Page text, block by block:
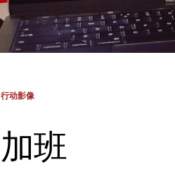
行动影像
加班